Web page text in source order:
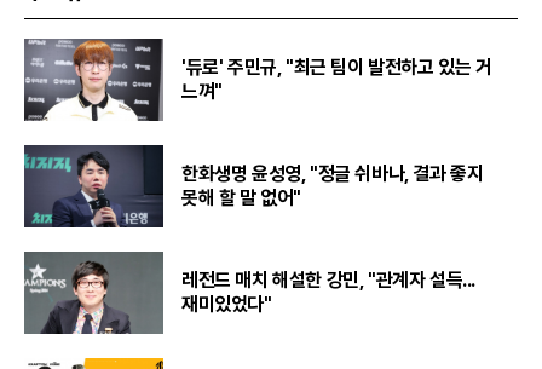
'듀로' 주민규, "최근 팀이 발전하고 있는 거
느껴"
한화생명 윤성영, "정글 쉬바나, 결과 좋지
못해 할 말 없어"
레전드 매치 해설한 강민, "관계자 설득...
재미있었다"